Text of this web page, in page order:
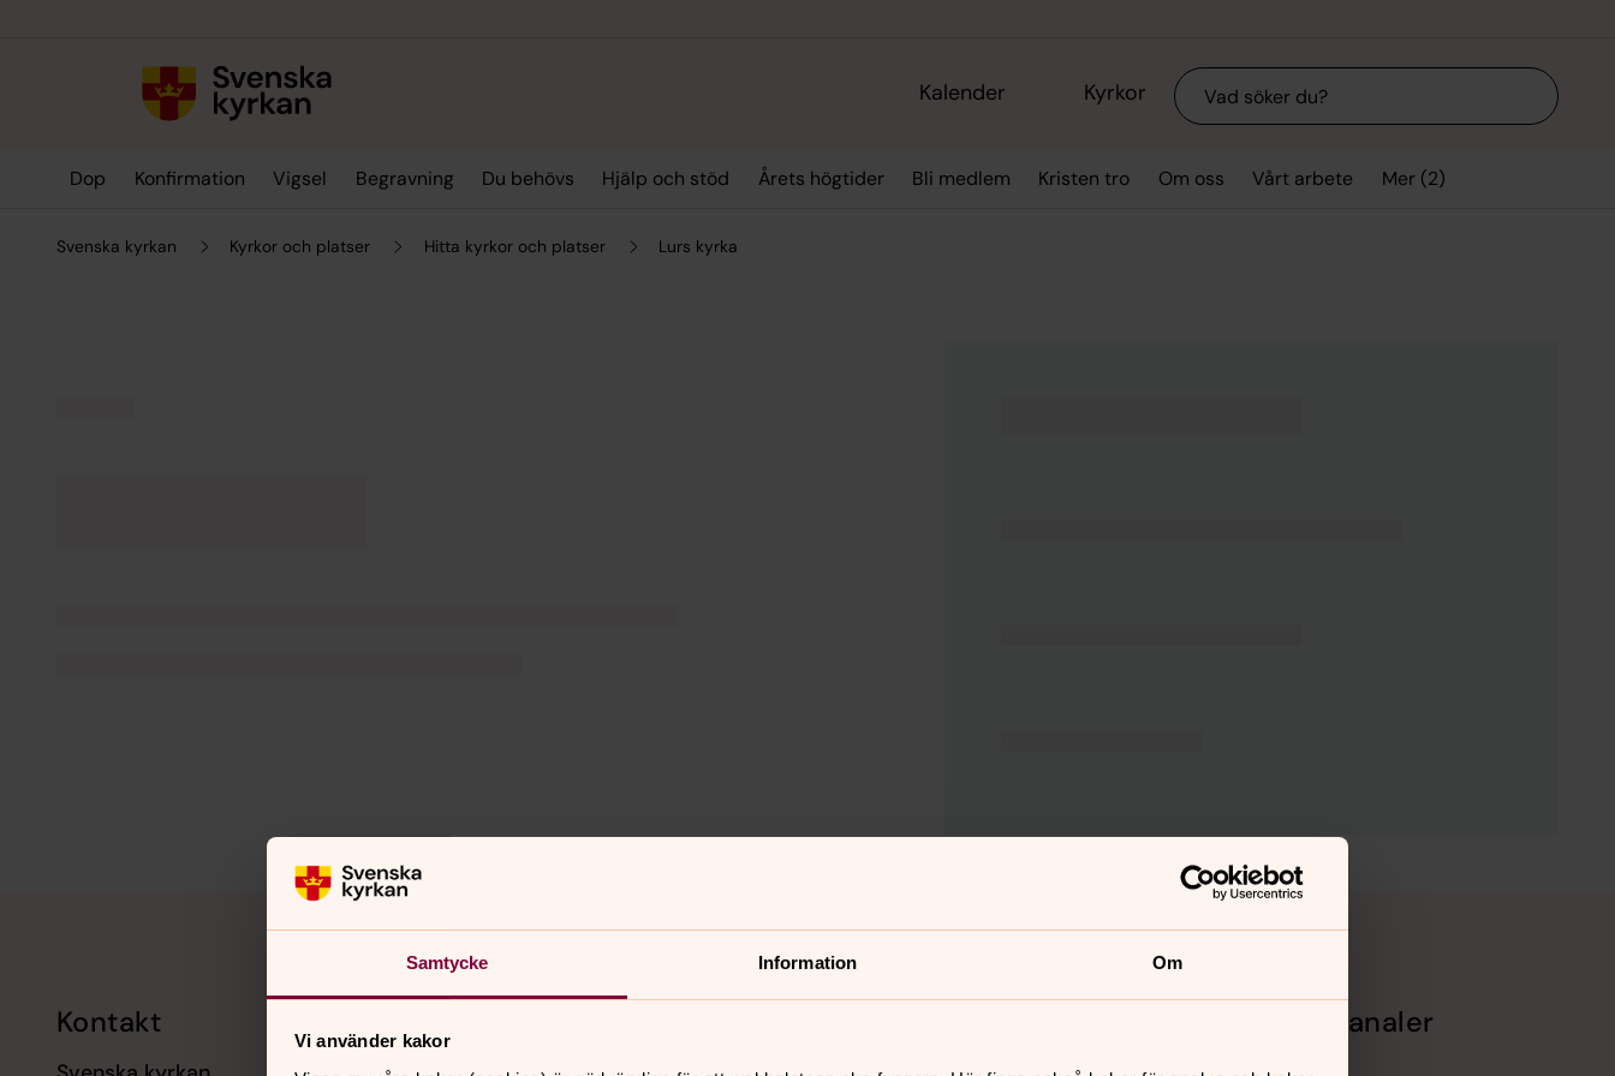
Samtycke Information Om
Vi använder kakor
Kalender Kyrkor Sök
Dop Konfirmation Vigsel Begravning Du behövs Hjälp och stöd Årets högtider Bli medlem Kristen tro Om oss Vårt arbete Mer (2)
Svenska kyrkan Kyrkor och platser Hitta kyrkor och platser Lurs kyrka
Kontakt Sociala kanaler